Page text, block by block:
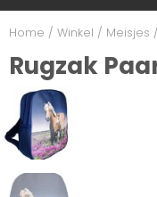
Home / Winkel / Meisjes /
Rugzak